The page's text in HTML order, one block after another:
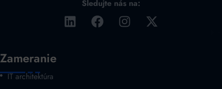
Sledujte nás na:
Zameranie
IT architektúra